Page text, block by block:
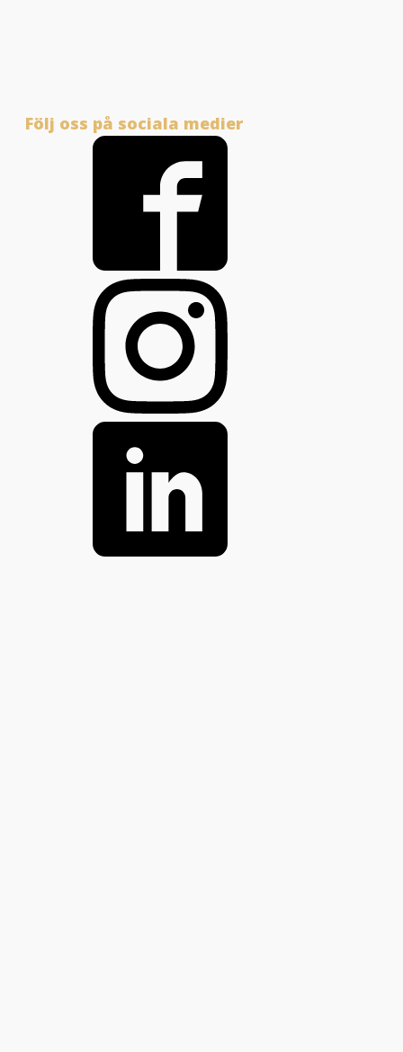
Följ oss på sociala medier